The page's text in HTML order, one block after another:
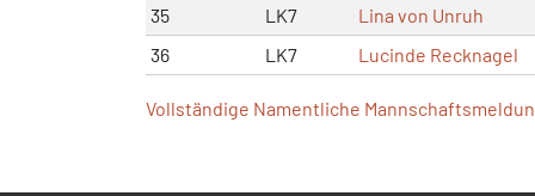
35 LK7
Lina von Unruh
36
LK7 Lucinde Recknagel
Vollständige Namentliche